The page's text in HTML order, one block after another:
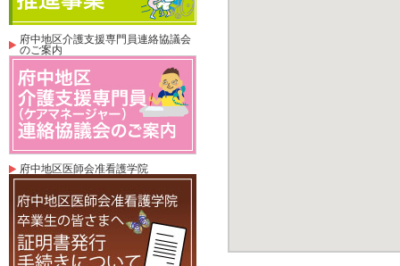
府中地区介護支援専門員連絡協議会
のご案内
府中地区医師会准看護学院